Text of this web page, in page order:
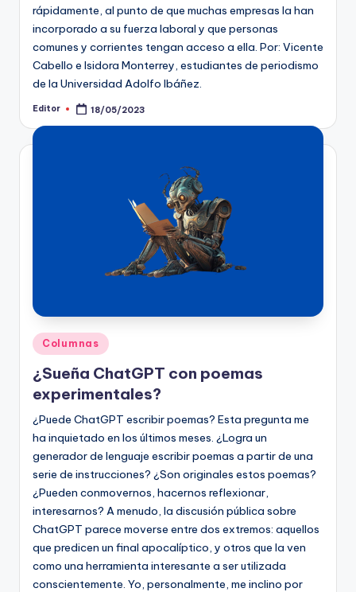
rápidamente, al punto de que muchas empresas la han
incorporado a su fuerza laboral y que personas
comunes y corrientes tengan acceso a ella. Por: Vicente
Cabello e Isidora Monterrey, estudiantes de periodismo
de la Universidad Adolfo Ibáñez.
Publicado
Editor 18/05/2023
Publicado
en
Columnas
¿Sueña ChatGPT con poemas
experimentales?
¿Puede ChatGPT escribir poemas? Esta pregunta me
ha inquietado en los últimos meses. ¿Logra un
generador de lenguaje escribir poemas a partir de una
serie de instrucciones? ¿Son originales estos poemas?
¿Pueden conmovernos, hacernos reflexionar,
interesarnos? A menudo, la discusión pública sobre
ChatGPT parece moverse entre dos extremos: aquellos
que predicen un final apocalíptico, y otros que la ven
como una herramienta interesante a ser utilizada
conscientemente. Yo, personalmente, me inclino por